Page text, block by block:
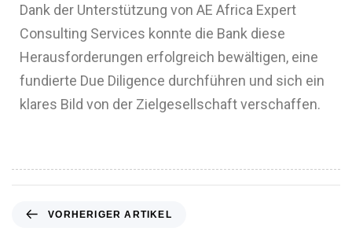
Dank der Unterstützung von AE Africa Expert
Consulting Services konnte die Bank diese
Herausforderungen erfolgreich bewältigen, eine
fundierte Due Diligence durchführen und sich ein
klares Bild von der Zielgesellschaft verschaffen.
VORHERIGER ARTIKEL